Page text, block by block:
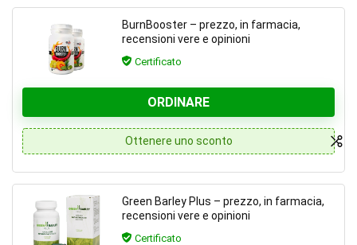
BurnBooster – prezzo, in farmacia,
recensioni vere e opinioni
Certificato
ORDINARE
Ottenere uno sconto
Green Barley Plus – prezzo, in farmacia,
recensioni vere e opinioni
Certificato